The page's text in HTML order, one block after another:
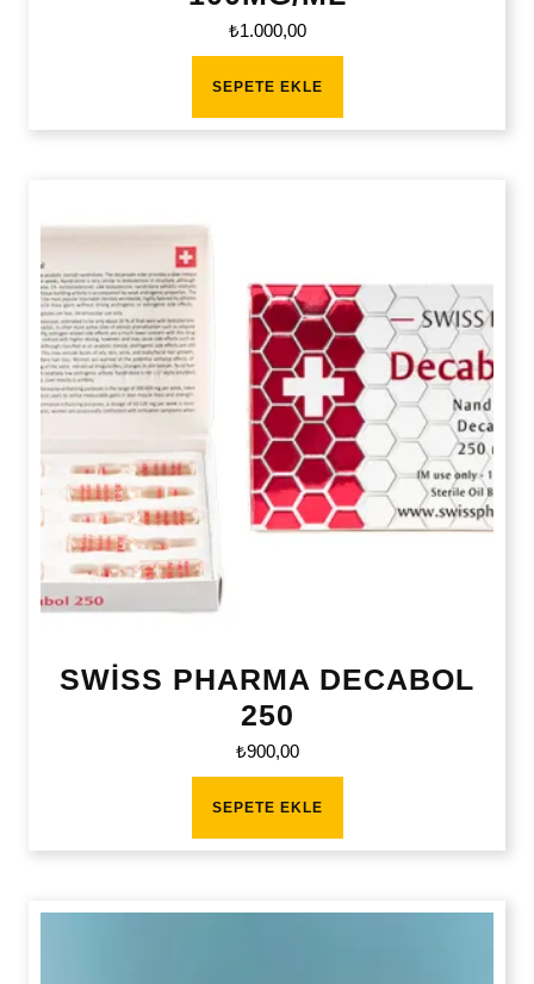
₺1.000,00
SEPETE EKLE
SWİSS PHARMA DECABOL
250
₺900,00
SEPETE EKLE